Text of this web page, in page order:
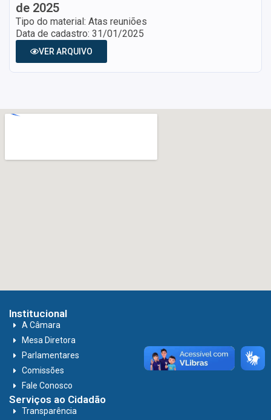
de 2025
Tipo do material: Atas reuniões
Data de cadastro: 31/01/2025
VER ARQUIVO
Institucional
A Câmara
Mesa Diretora
Parlamentares
Comissões
Fale Conosco
Serviços ao Cidadão
Transparência